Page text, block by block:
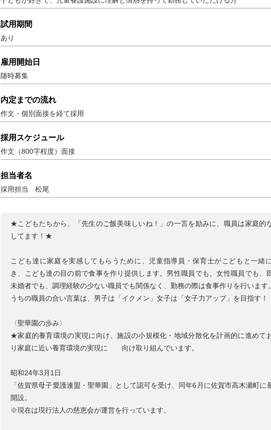
試用期間
あり
雇用開始日
随時募集
内定までの流れ
作文・個別面接を経て採用
採用スケジュール
作文（800字程度）面接
担当者名
採用担当 松尾
★こどもたちから、「先生のご飯美味しいね！」の一言を励みに、職員は家庭的
してます！★
こども達に家庭を実感してもらうために、児童指導員・保育士がこどもと一緒
き、こども達の目の前で食事を作り提供します。男性職員でも、女性職員でも、
未婚者でも、調理経験の少ない職員でも関係なく、勤務の際は食事作りを行います
うちの職員の合い言葉は、男子は「イクメン」女子は「女子力アップ」を目指す
〈聖華園の歩み〉
★家庭的養育環境の実現に向け、施設の小規模化・地域分散化を計画的に進めて
り家庭に近い養育環境の実現に 向け取り組んでいます。
昭和24年3月1日
「佐賀県母子愛護連盟・聖華園」として認可を受け、同年6月に佐賀市高木瀬町に
開設。
※現在は現行法人の慈恵会が運営を行っています。